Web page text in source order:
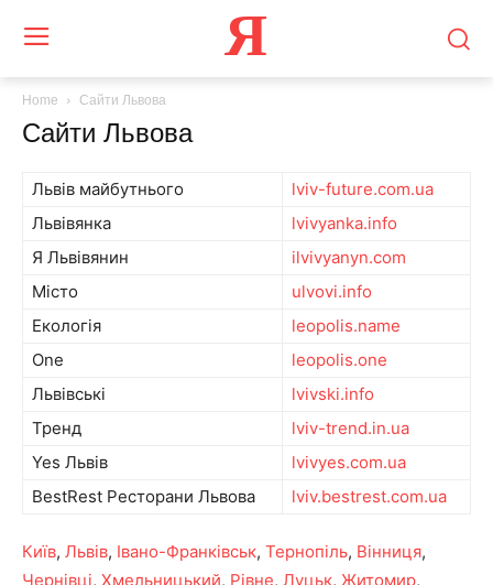
Я
Home Сайти Львова
Сайти Львова
Львів майбутнього
lviv-future.com.ua
Львівянка
lvivyanka.info
Я Львівянин
ilvivyanyn.com
Місто
ulvovi.info
Екологія
leopolis.name
One
leopolis.one
Львівські
lvivski.info
Тренд
lviv-trend.in.ua
Yes Львів
lvivyes.com.ua
BestRest Ресторани Львова
lviv.bestrest.com.ua
Київ, Львів, Івано-Франківськ, Тернопіль, Вінниця,
Чернівці, Хмельницький, Рівне, Луцьк, Житомир,